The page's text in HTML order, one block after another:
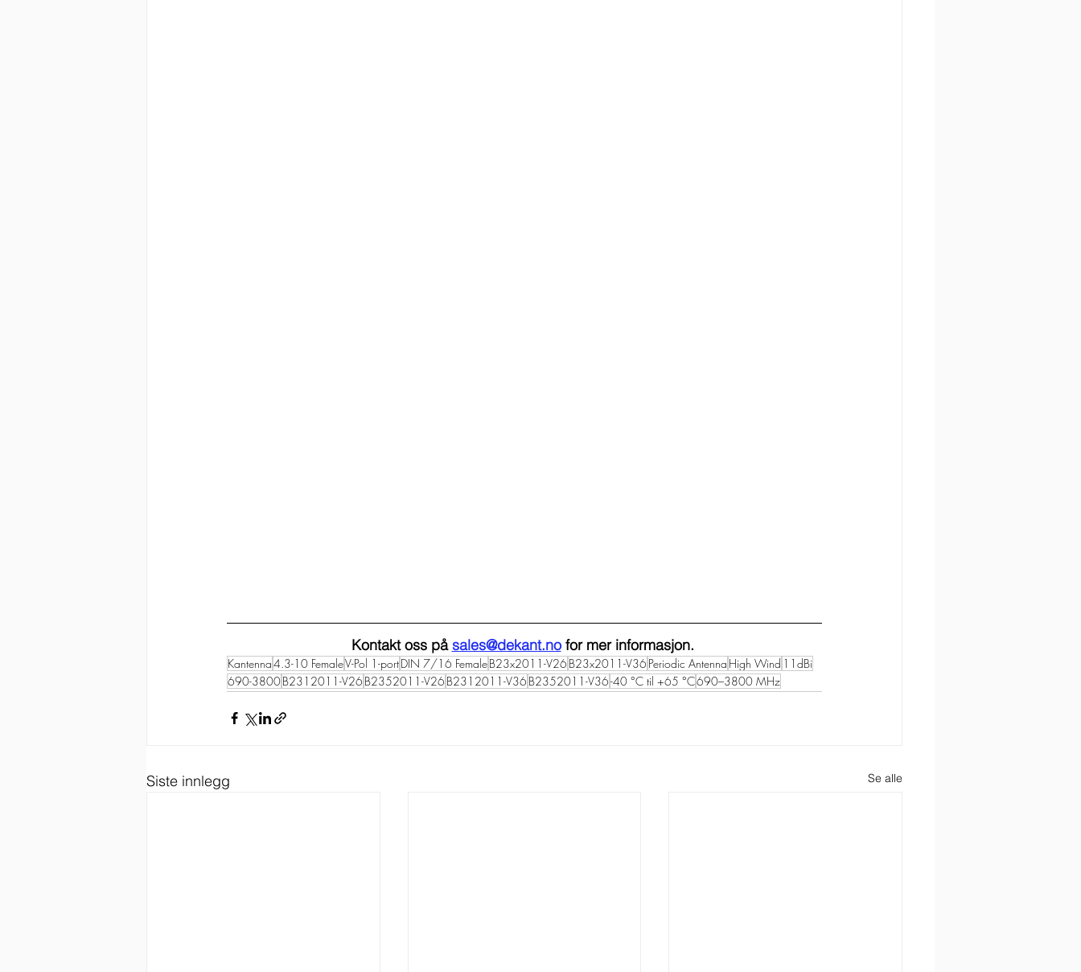
Kontakt oss på sales@dekant.no for mer informasjon.
Kantenna4.3-10 FemaleV-Pol 1-portDIN 7/16 FemaleB23x2011-V26 B23x2011-V36 Periodic Antenna High Wind 11dBi
690-3800B2312011-V26 B2352011-V26 B2312011-V36 B2352011-V36-40 °C til +65 °C690–3800 MHz
Siste innlegg Se alle